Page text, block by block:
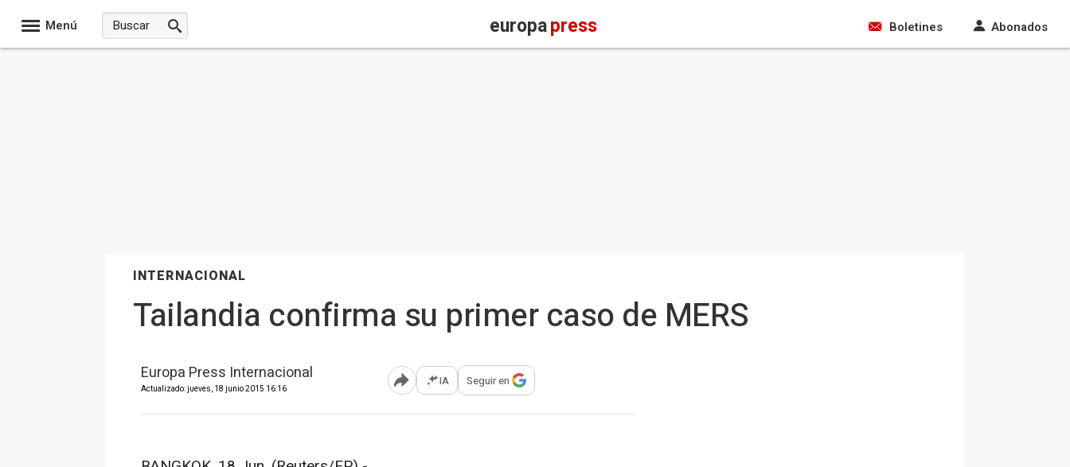
Menú europapress Boletines Abonados
INTERNACIONAL
Tailandia confirma su primer caso de MERS
Europa Press Internacional
Actualizado: jueves, 18 junio 2015 16:16 Abrir opciones para compartir
IA Seguir en